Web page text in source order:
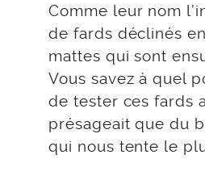
Comme leur nom
de fards déclinés
mattes qui sont
Vous savez à quel
de tester ces fards
présageait que du
qui nous tente le